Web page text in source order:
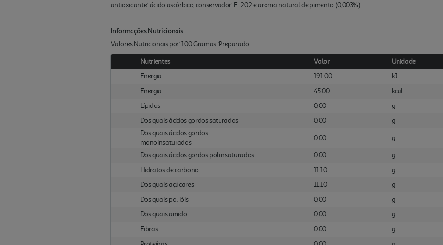
antioxidante: ácido ascórbico, conservador: E-202 e aroma natural de pimento (0,003%).
Informações Nutricionais
Valores Nutricionais por: 100 Gramas :Preparado
Nutrientes Valor
Unidade
Energia
191.00
kJ
Energia
45.00
kcal
Lípidos
0.00
g
Dos quais ácidos gordos saturados
0.00
g
Dos quais ácidos gordos
monoinsaturados
0.00 g
Dos quais ácidos gordos poliinsaturados 0.00
g
Hidratos de carbono
11.10
g
Dos quais açúcares
11.10
g
Dos quais pol ióis
0.00
g
Dos quais amido
0.00
g
Fibras
0.00
g